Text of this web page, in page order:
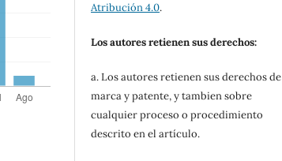
Atribución 4.0.
Los autores retienen sus derechos:
a. Los autores retienen sus derechos de
marca y patente, y tambien sobre
cualquier proceso o procedimiento
descrito en el artículo.